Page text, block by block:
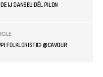
IJ DANSEU DËL PILON
FOLKLORISTICI @CAVOUR